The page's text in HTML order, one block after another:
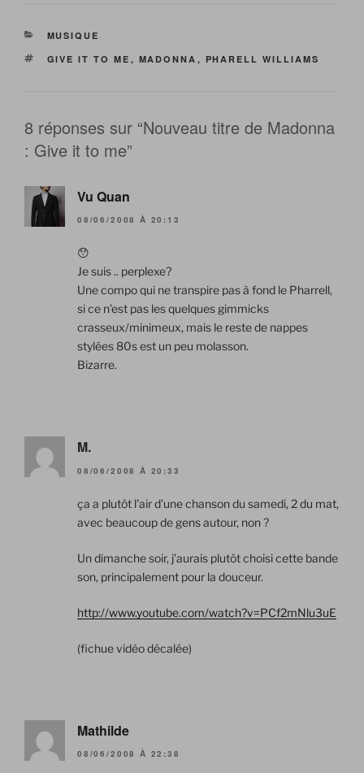
CATÉGORIES
MUSIQUE
ÉTIQUETTES
GIVE IT TO ME , MADONNA , PHARELL WILLIAMS
8 réponses sur “Nouveau titre de Madonna
: Give it to me”
Vu Quan
08/06/2008 À 20:13
😯
Je suis .. perplexe?
Une compo qui ne transpire pas à fond le Pharrell,
si ce n’est pas les quelques gimmicks
crasseux/minimeux, mais le reste de nappes
stylées 80s est un peu molasson.
Bizarre.
M.
08/06/2008 À 20:33
ça a plutôt l’air d’une chanson du samedi, 2 du mat,
avec beaucoup de gens autour, non ?
Un dimanche soir, j’aurais plutôt choisi cette bande
son, principalement pour la douceur.
http://www.youtube.com/watch?v=PCf2mNlu3uE
(fichue vidéo décalée)
Mathilde
08/06/2008 À 22:38